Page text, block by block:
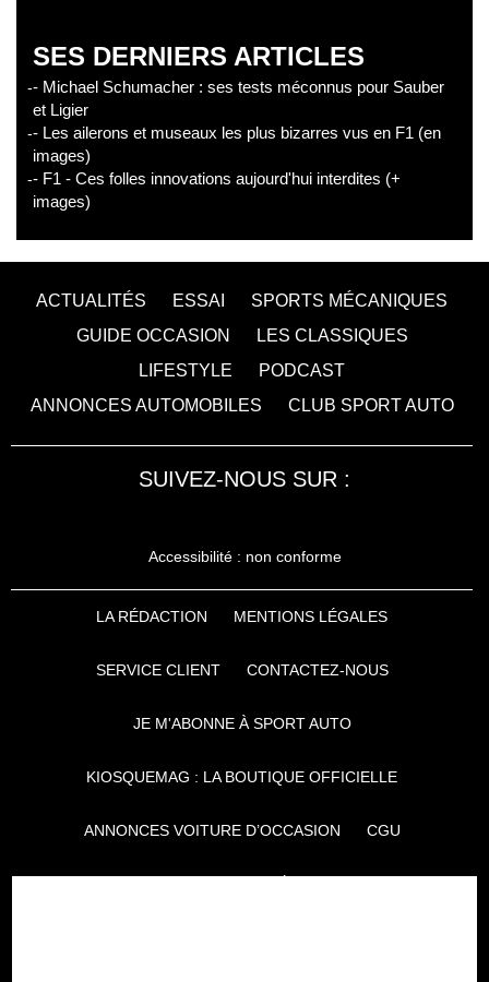
SES DERNIERS ARTICLES
- Michael Schumacher : ses tests méconnus pour Sauber
et Ligier
- Les ailerons et museaux les plus bizarres vus en F1 (en
images)
- F1 - Ces folles innovations aujourd'hui interdites (+
images)
ACTUALITÉS ESSAI
SPORTS MÉCANIQUES
GUIDE OCCASION
LES CLASSIQUES
LIFESTYLE
PODCAST
ANNONCES AUTOMOBILES
CLUB SPORT AUTO
SUIVEZ-NOUS SUR :
Accessibilité : non conforme
LA RÉDACTION MENTIONS LÉGALES
SERVICE CLIENT CONTACTEZ-NOUS
JE M'ABONNE À SPORT AUTO
KIOSQUEMAG : LA BOUTIQUE OFFICIELLE
ANNONCES VOITURE D’OCCASION CGU